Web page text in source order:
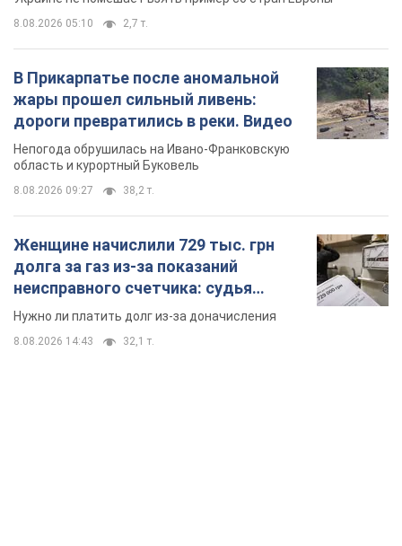
долга за газ из-за показаний
неисправного счетчика: судья
вынес неожиданное решение
Нужно ли платить долг из-за доначисления
8.08.2026 14:43 32,1 т.